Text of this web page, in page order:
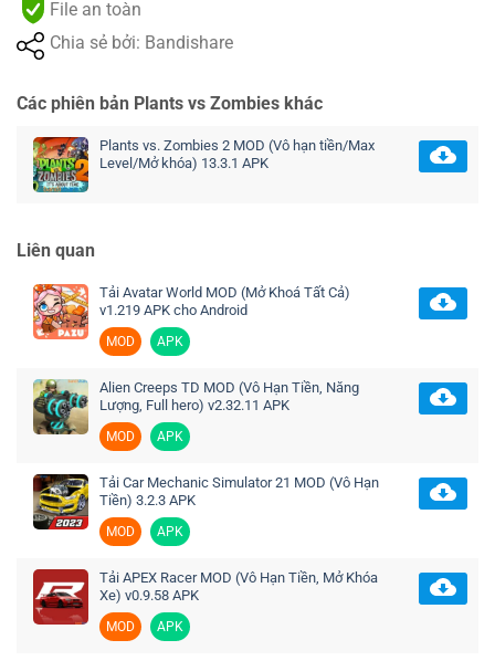
File an toàn
Chia sẻ bởi: Bandishare
Các phiên bản Plants vs Zombies khác
Plants vs. Zombies 2 MOD (Vô hạn tiền/Max
Level/Mở khóa) 13.3.1 APK
Liên quan
Tải Avatar World MOD (Mở Khoá Tất Cả)
v1.219 APK cho Android
MOD APK
Alien Creeps TD MOD (Vô Hạn Tiền, Năng
Lượng, Full hero) v2.32.11 APK
MOD APK
Tải Car Mechanic Simulator 21 MOD (Vô Hạn
Tiền) 3.2.3 APK
MOD APK
Tải APEX Racer MOD (Vô Hạn Tiền, Mở Khóa
Xe) v0.9.58 APK
MOD APK